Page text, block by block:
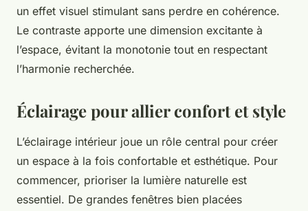
un effet visuel stimulant sans perdre en cohérence.
Le contraste apporte une dimension excitante à
l’espace, évitant la monotonie tout en respectant
l’harmonie recherchée.
Éclairage pour allier confort et style
L’éclairage intérieur joue un rôle central pour créer
un espace à la fois confortable et esthétique. Pour
commencer, prioriser la lumière naturelle est
essentiel. De grandes fenêtres bien placées